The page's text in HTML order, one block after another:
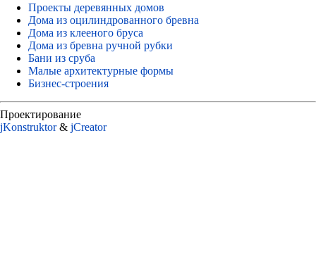
Проекты деревянных домов
Дома из оцилиндрованного бревна
Дома из клееного бруса
Дома из бревна ручной рубки
Бани из сруба
Малые архитектурные формы
Бизнес-строения
Проектирование
jKonstruktor& jСreator